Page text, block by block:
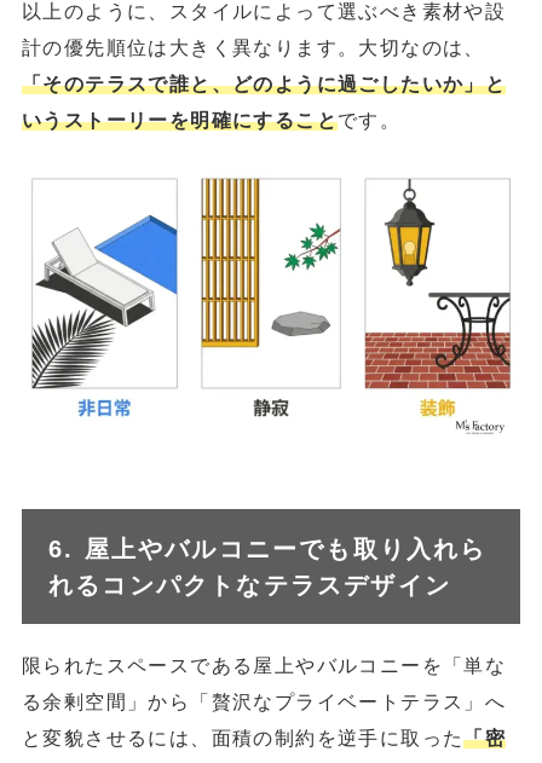
以上のように、スタイルによって選ぶべき素材や設
計の優先順位は大きく異なります。大切なのは、
「そのテラスで誰と、どのように過ごしたいか」と
いうストーリーを明確にすることです。
6. 屋上やバルコニーでも取り入れら
れるコンパクトなテラスデザイン
限られたスペースである屋上やバルコニーを「単な
る余剰空間」から「贅沢なプライベートテラス」へ
と変貌させるには、面積の制約を逆手に取った「密